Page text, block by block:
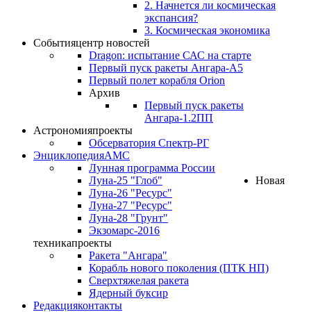
2. Начнется ли космическая
экспансия?
3. Космическая экономика
Событияцентр новостей
Dragon: испытание САС на старте
Первый пуск ракеты Ангара-А5
Первый полет корабля Orion
Архив
Первый пуск ракеты
Ангара-1.2ПП
Астрономияпроекты
Обсерватория Спектр-РГ
ЭнциклопедияАМС
Лунная программа России
Луна-25 "Глоб"
Луна-26 "Ресурс"
Луна-27 "Ресурс"
Луна-28 "Грунт"
Экзомарс-2016
Новая
техникапроекты
Ракета "Ангара"
Корабль нового поколения (ПТК НП)
Сверхтяжелая ракета
Ядерный буксир
Редакцияконтакты